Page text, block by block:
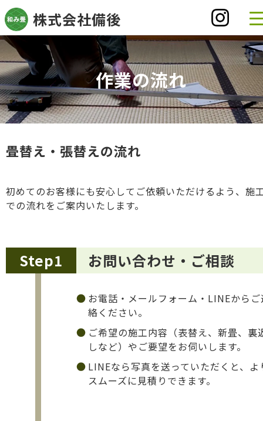
株式会社備後
作業の流れ
畳替え・張替えの流れ
初めてのお客様にも安心してご依頼いただけるよう、施
での流れをご案内いたします。
Step1 お問い合わせ・ご相談
お電話・メールフォーム・LINEから
絡ください。
ご希望の施工内容（表替え、新畳、裏
しなど）やご要望をお伺いします。
LINEなら写真を送っていただくと、よ
スムーズに見積りできます。